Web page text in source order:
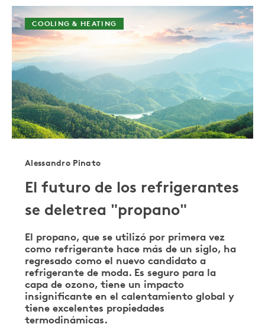
COOLING & HEATING
Alessandro Pinato
El futuro de los refrigerantes
se deletrea "propano"
El propano, que se utilizó por primera vez
como refrigerante hace más de un siglo, ha
regresado como el nuevo candidato a
refrigerante de moda. Es seguro para la
capa de ozono, tiene un impacto
insignificante en el calentamiento global y
tiene excelentes propiedades
termodinámicas.